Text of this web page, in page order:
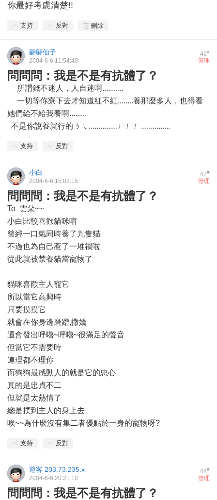
你最好考慮清楚!!
支持 反對 刪除
46#
翩翩仙子
管理
2004-6-6 11:54:40
問問問：我是不是有抗體了？
所謂錢不迷人，人自迷啊...........
一切等你寮下去才知道紅不紅........養那麼多人，也得看
她們給不給我養啊.........
不是你說養就行的ㄋㄟ...............ㄏㄏㄏ...............
支持 反對
47#
小白
管理
2004-6-6 15:02:15
問問問：我是不是有抗體了？
To 雲朵~~
小白比較喜歡貓咪唷
曾經一口氣同時養了九隻貓
不過也為自己惹了一堆禍啦
從此就被禁養貓當寵物了
貓咪喜歡主人寵它
所以當它高興時
只要摸摸它
就會在你身邊磨蹭,撒嬌
還會發出呼嚕~呼嚕~很滿足的聲音
但當它不需要時
連理都不理你
而狗狗最感動人的就是它的忠心
真的是忠貞不二
但就是太熱情了
總是撲到主人的身上去
唉~~為什麼沒有集二者優點於一身的寵物呀?
支持 反對
48#
遊客 203.73.235.x
管理
2004-6-6 20:21:10
問問問：我是不是有抗體了？